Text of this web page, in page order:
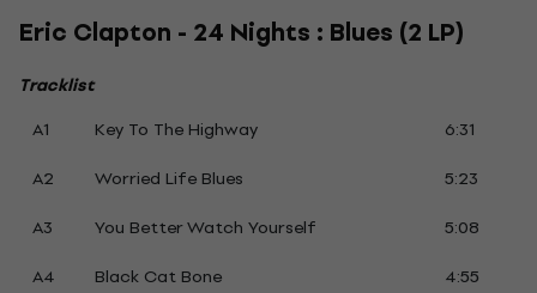
Eric Clapton - 24 Nights : Blues (2 LP)
Tracklist
A1
Key To The Highway
6:31
A2
Worried Life Blues
5:23
A3
You Better Watch Yourself
5:08
A4
Black Cat Bone
4:55